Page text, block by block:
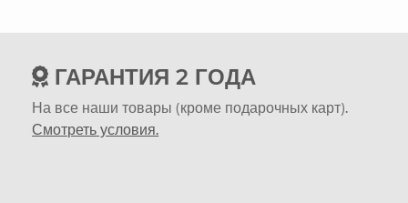
ГАРАНТИЯ 2 ГОДА
На все наши товары (кроме подарочных карт).
Смотреть условия.